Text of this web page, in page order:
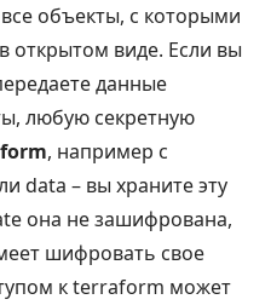
объекты, с которыми
открытом виде. Если вы
данные
любую секретную
, например с
data – вы храните эту
она не зашифрована,
шифровать свое
к terraform может